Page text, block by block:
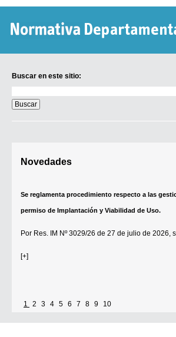
Buscar en este sitio:
en
este
sitio:
Novedades
Se reglamenta procedimiento respecto a las
permiso de Implantación y Viabilidad de Uso.
Por Res. IM Nº 3029/26 de 27 de julio de 2026,
[+]
1 2 3 4 5 6 7 8 9 10